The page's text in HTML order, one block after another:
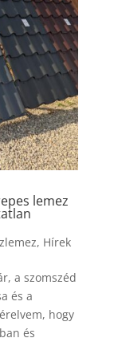
lemez
, Hírek
a szomszéd
és a
hogy
és